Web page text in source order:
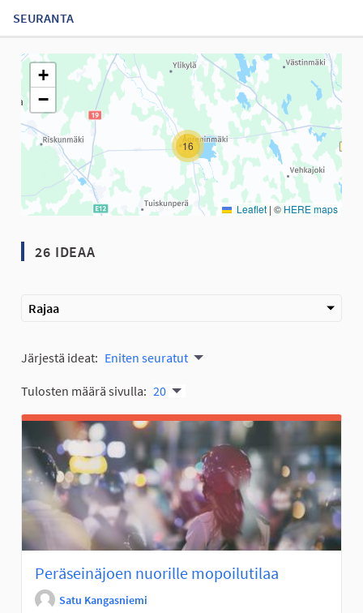
SEURANTA
Seuraavassa elementissä on kartta, joka esittää tämän sivun
16
+
−
Leaflet | © HERE maps
26 IDEAA
Rajaa
Järjestä ideat: Eniten seuratut
Tulosten määrä sivulla: 20
Peräseinäjoen nuorille mopoilutilaa
Satu Kangasniemi